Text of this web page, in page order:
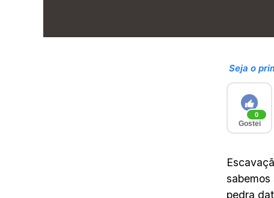
Seja o
0
Gostei
pedra